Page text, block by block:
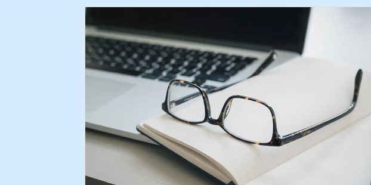
Les coulisses
Les ressources
Les podcasts Scientifiques
Formation au podcast
mini-